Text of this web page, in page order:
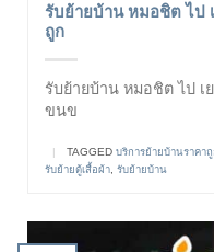
รับย้ายบ้าน หมอชิต ไป
ถูก
รับย้ายบ้าน หมอชิต ไป เ
ขนข
| TAGGED บริการย้ายบ้านราคาถู
รับย้ายตู้เสื้อผ้า รับย้ายบ้าน